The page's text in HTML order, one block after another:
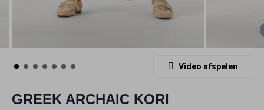
Video afspelen
GREEK ARCHAIC KORI